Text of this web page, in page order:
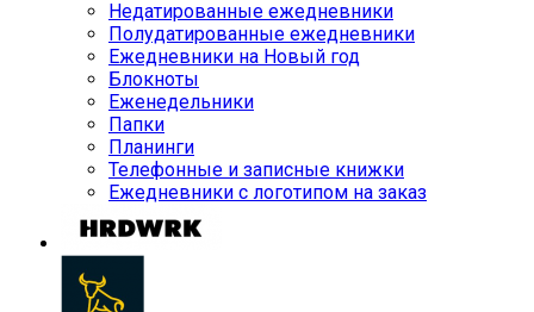
Недатированные ежедневники
Полудатированные ежедневники
Ежедневники на Новый год
Блокноты
Еженедельники
Папки
Планинги
Телефонные и записные книжки
Ежедневники с логотипом на заказ